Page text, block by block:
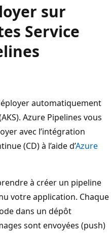
sur
Service
automatiquement
Azure Pipelines vous
avec l’intégration
(CD) à l’aide d’Azure
à créer un pipeline
votre application. Chaque
dans un dépôt
sont envoyées (push)